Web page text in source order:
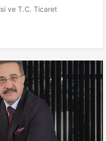
ve T.C. Ticaret